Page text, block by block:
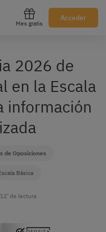
Mes gratis
Acceder
gratis
2026 de
en la Escala
información
de Oposiciones
Básica
12’ de lectura